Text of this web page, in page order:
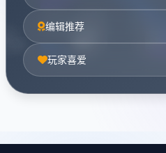
编辑推荐
玩家喜爱